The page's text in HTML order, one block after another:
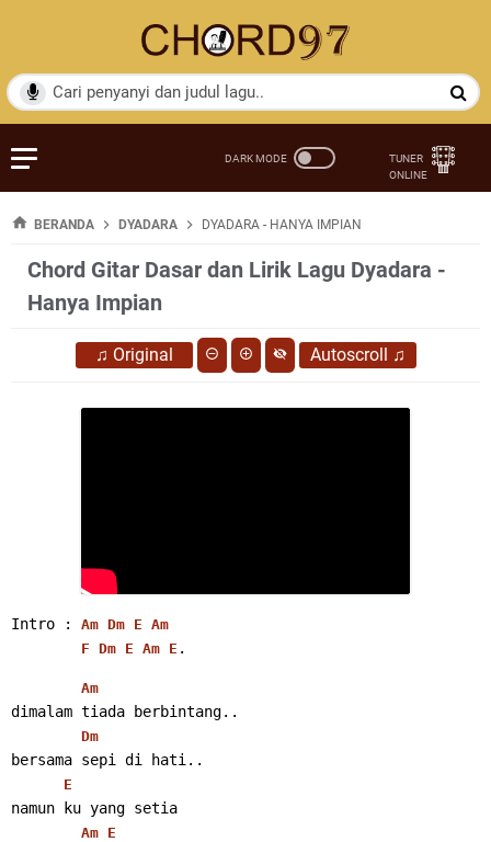
BERANDA DYADARA DYADARA - HANYA IMPIAN
Chord Gitar Dasar dan Lirik Lagu Dyadara -
Hanya Impian
♫ Original Autoscroll ♫
Intro : Am Dm E Am
F Dm E Am E .
Am
dimalam tiada berbintang..
Dm
bersama sepi di hati..
E
namun ku yang setia
Am E